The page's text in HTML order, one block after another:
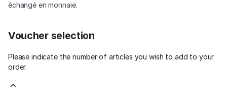
échangé en monnaie.
Voucher selection
Please indicate the number of articles you wish to add to your
order.